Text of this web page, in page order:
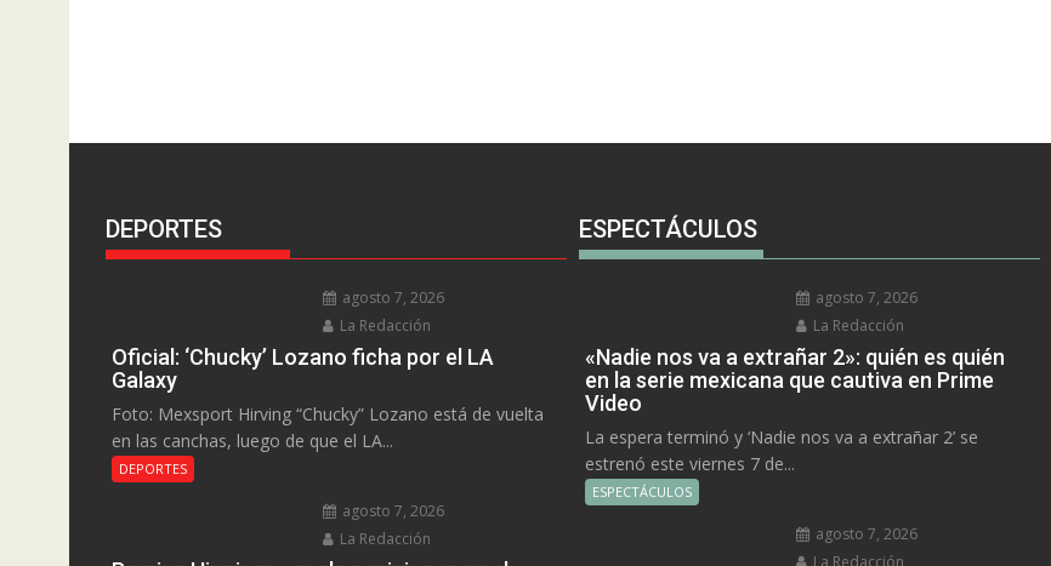
DEPORTES
agosto 7, 2026
La Redacción
Oficial: ‘Chucky’ Lozano ficha por el LA
Galaxy
Foto: Mexsport Hirving “Chucky” Lozano está de vuelta
en las canchas, luego de que el LA...
DEPORTES
agosto 7, 2026
La Redacción
ESPECTÁCULOS
agosto 7, 2026
La Redacción
«Nadie nos va a extrañar 2»: quién es quién
en la serie mexicana que cautiva en Prime
Video
La espera terminó y ‘Nadie nos va a extrañar 2’ se
estrenó este viernes 7 de...
ESPECTÁCULOS
agosto 7, 2026
La Redacción